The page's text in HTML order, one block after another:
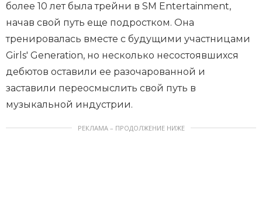
более 10 лет была трейни в SM Entertainment,
начав свой путь еще подростком. Она
тренировалась вместе с будущими участницами
Girls' Generation, но несколько несостоявшихся
дебютов оставили ее разочарованной и
заставили переосмыслить свой путь в
музыкальной индустрии.
РЕКЛАМА – ПРОДОЛЖЕНИЕ НИЖЕ